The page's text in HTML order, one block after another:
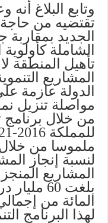
وتابع البلاغ
تقتضيه من حاجة
الجديد بمقاربة
الشاملة
تأهيل المنطقة
المشاريع
الدولة عازمة
مواصلة تنزيل
من خلال برنامج
ملموسا من
لنسبة إنجاز
المشاريع
المائة من
لهذا البرنامج